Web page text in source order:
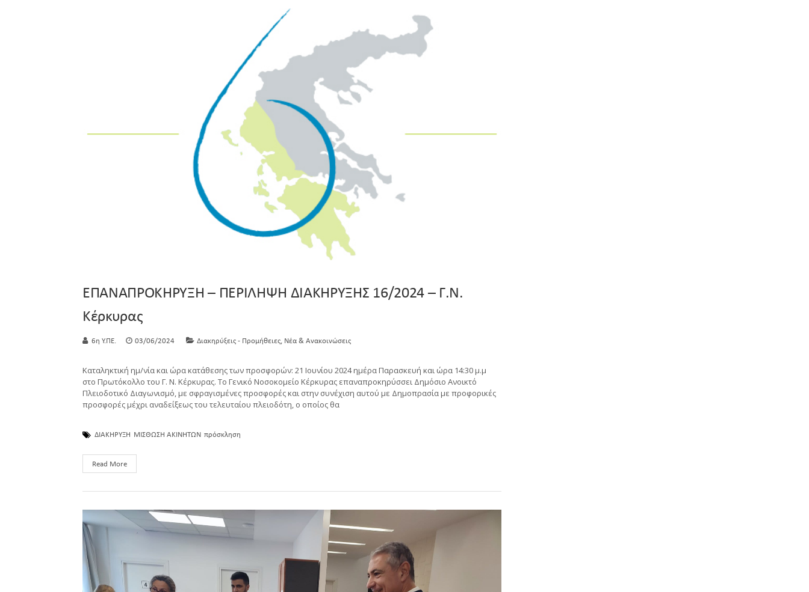
ΕΠΑΝΑΠΡΟΚΗΡΥΞΗ – ΠΕΡΙΛΗΨΗ ΔΙΑΚΗΡΥΞΗΣ 16/2024 – Γ.Ν.
Κέρκυρας
6η Υ.ΠΕ. 03/06/2024 Διακηρύξεις - Προμήθειες, Νέα & Ανακοινώσεις
Καταληκτική ημ/νία και ώρα κατάθεσης των προσφορών: 21 Ιουνίου 2024 ημέρα Παρασκευή και ώρα 14:30 μ.μ
στο Πρωτόκολλο του Γ. Ν. Κέρκυρας. Το Γενικό Νοσοκομείο Κέρκυρας επαναπροκηρύσσει Δημόσιο Ανοικτό
Πλειοδοτικό Διαγωνισμό, με σφραγισμένες προσφορές και στην συνέχιση αυτού με Δημοπρασία με προφορικές
προσφορές μέχρι αναδείξεως του τελευταίου πλειοδότη, ο οποίος θα
ΔΙΑΚΗΡΥΞΗ ΜΙΣΘΩΣΗ ΑΚΙΝΗΤΩΝ πρόσκληση
Read More